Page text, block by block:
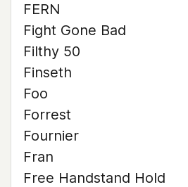
FERN
Fight Gone Bad
Filthy 50
Finseth
Foo
Forrest
Fournier
Fran
Free Handstand Hold